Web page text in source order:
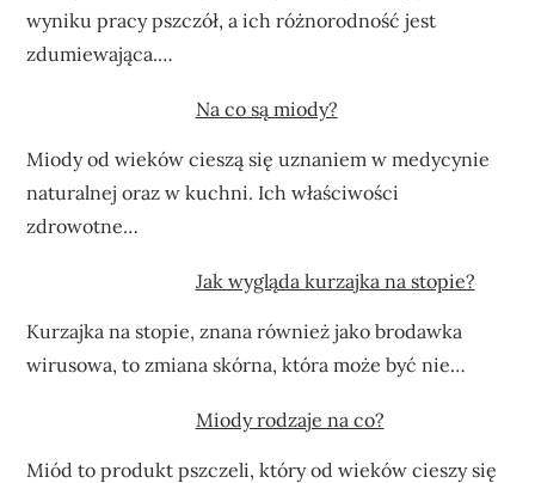
wyniku pracy pszczół, a ich różnorodność jest
zdumiewająca.…
Na co są miody?
Miody od wieków cieszą się uznaniem w medycynie
naturalnej oraz w kuchni. Ich właściwości
zdrowotne…
Jak wygląda kurzajka na stopie?
Kurzajka na stopie, znana również jako brodawka
wirusowa, to zmiana skórna, która może być nie…
Miody rodzaje na co?
Miód to produkt pszczeli, który od wieków cieszy się